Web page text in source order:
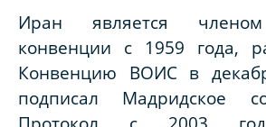
Иран является
конвенции с 1959 года,
Конвенцию ВОИС в
подписал Мадридское